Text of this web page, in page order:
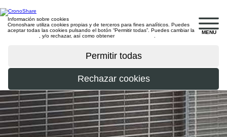
MENU
Información sobre cookies
Cronoshare utiliza cookies propias y de terceros para fines analíticos. Puedes
aceptar todas las cookies pulsando el botón “Permitir todas”. Puedes cambiar la
, y/o rechazar, así como obtener